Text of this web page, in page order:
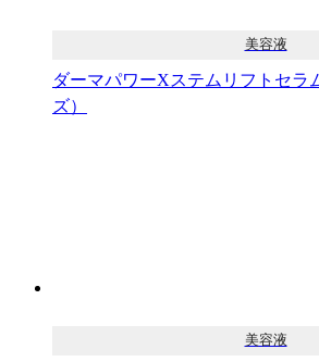
美容液
ダーマパワーXステムリフトセラ
ズ）
美容液